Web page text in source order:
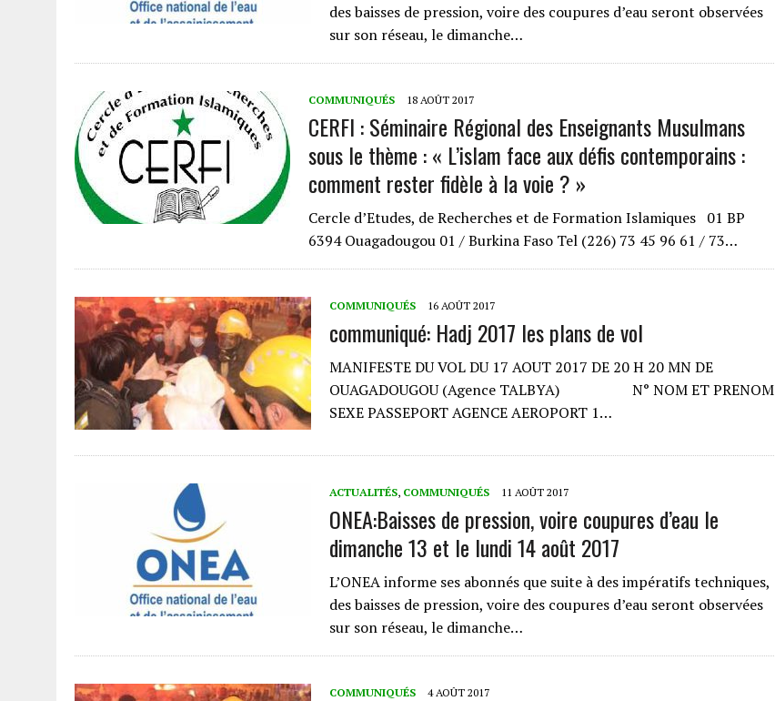
des baisses de pression, voire des coupures d’eau seront observées
sur son réseau, le dimanche…
COMMUNIQUÉS 18 AOÛT 2017
CERFI : Séminaire Régional des Enseignants Musulmans
sous le thème : « L’islam face aux défis contemporains :
comment rester fidèle à la voie ? »
Cercle d’Etudes, de Recherches et de Formation Islamiques 01 BP
6394 Ouagadougou 01 / Burkina Faso Tel (226) 73 45 96 61 / 73…
COMMUNIQUÉS 16 AOÛT 2017
communiqué: Hadj 2017 les plans de vol
MANIFESTE DU VOL DU 17 AOUT 2017 DE 20 H 20 MN DE
OUAGADOUGOU (Agence TALBYA) N° NOM ET PRENOM
SEXE PASSEPORT AGENCE AEROPORT 1…
ACTUALITÉS, COMMUNIQUÉS 11 AOÛT 2017
ONEA:Baisses de pression, voire coupures d’eau le
dimanche 13 et le lundi 14 août 2017
L’ONEA informe ses abonnés que suite à des impératifs techniques,
des baisses de pression, voire des coupures d’eau seront observées
sur son réseau, le dimanche…
COMMUNIQUÉS 4 AOÛT 2017